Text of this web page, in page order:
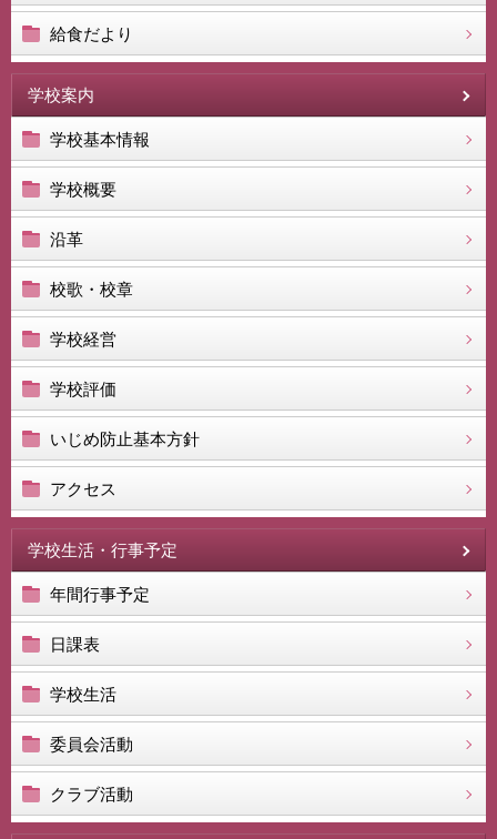
給食だより
学校案内
学校基本情報
学校概要
沿革
校歌・校章
学校経営
学校評価
いじめ防止基本方針
アクセス
学校生活・行事予定
年間行事予定
日課表
学校生活
委員会活動
クラブ活動